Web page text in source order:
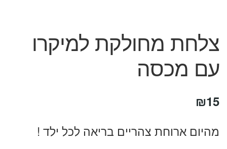
מאמרים
עגלת קניות
תשלום
צלחת מחולקת למיקרו
עם מכסה
₪15
מהיום ארוחת צהריים בריאה לכל ילד !